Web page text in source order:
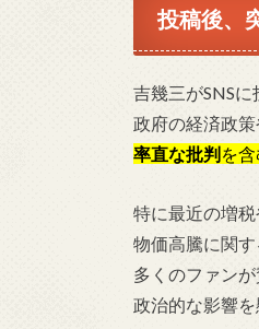
投稿後、
吉幾三がSNSに
政府の経済政
率直な批判を含
特に最近の増
物価高騰に関す
多くのファンが
政治的な影響を